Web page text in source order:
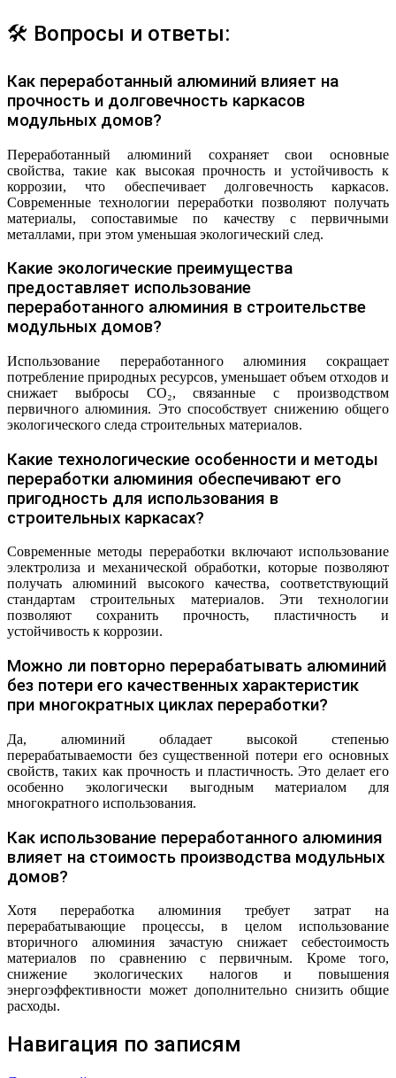
🛠 Вопросы и ответы:
Как переработанный алюминий влияет на
прочность и долговечность каркасов
модульных домов?
Переработанный алюминий сохраняет свои основные
свойства, такие как высокая прочность и устойчивость к
коррозии, что обеспечивает долговечность каркасов.
Современные технологии переработки позволяют получать
материалы, сопоставимые по качеству с первичными
металлами, при этом уменьшая экологический след.
Какие экологические преимущества
предоставляет использование
переработанного алюминия в строительстве
модульных домов?
Использование переработанного алюминия сокращает
потребление природных ресурсов, уменьшает объем отходов и
снижает выбросы CO₂, связанные с производством
первичного алюминия. Это способствует снижению общего
экологического следа строительных материалов.
Какие технологические особенности и методы
переработки алюминия обеспечивают его
пригодность для использования в
строительных каркасах?
Современные методы переработки включают использование
электролиза и механической обработки, которые позволяют
получать алюминий высокого качества, соответствующий
стандартам строительных материалов. Эти технологии
позволяют сохранить прочность, пластичность и
устойчивость к коррозии.
Можно ли повторно перерабатывать алюминий
без потери его качественных характеристик
при многократных циклах переработки?
Да, алюминий обладает высокой степенью
перерабатываемости без существенной потери его основных
свойств, таких как прочность и пластичность. Это делает его
особенно экологически выгодным материалом для
многократного использования.
Как использование переработанного алюминия
влияет на стоимость производства модульных
домов?
Хотя переработка алюминия требует затрат на
перерабатывающие процессы, в целом использование
вторичного алюминия зачастую снижает себестоимость
материалов по сравнению с первичным. Кроме того,
снижение экологических налогов и повышения
энергоэффективности может дополнительно снизить общие
расходы.
Навигация по записям